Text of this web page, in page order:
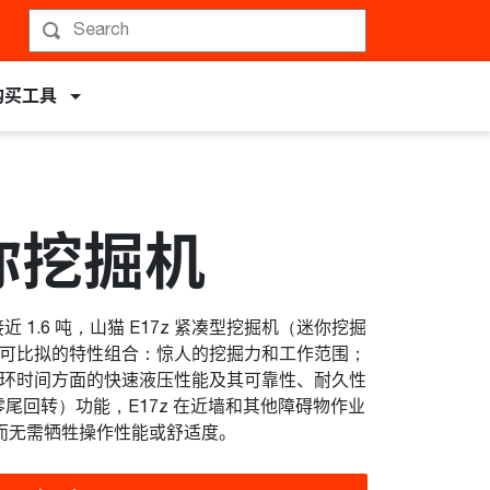
买工具
挖掘机
1.6 吨，山猫 E17z 紧凑型挖掘机（迷你挖掘
比拟的特性组合：惊人的挖掘力和工作范围；
时间方面的快速液压性能及其可靠性、耐久性
回转）功能，E17z 在近墙和其他障碍物作业
需牺牲操作性能或舒适度。